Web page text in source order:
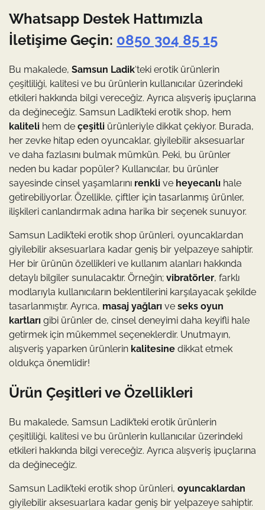
Whatsapp Destek Hattımızla
İletişime Geçin: 0850 304 85 15
Bu makalede, Samsun Ladik‘teki erotik ürünlerin
çeşitliliği, kalitesi ve bu ürünlerin kullanıcılar üzerindeki
etkileri hakkında bilgi vereceğiz. Ayrıca alışveriş ipuçlarına
da değineceğiz. Samsun Ladik’teki erotik shop, hem
kaliteli hem de çeşitli ürünleriyle dikkat çekiyor. Burada,
her zevke hitap eden oyuncaklar, giyilebilir aksesuarlar
ve daha fazlasını bulmak mümkün. Peki, bu ürünler
neden bu kadar popüler? Kullanıcılar, bu ürünler
sayesinde cinsel yaşamlarını renkli ve heyecanlı hale
getirebiliyorlar. Özellikle, çiftler için tasarlanmış ürünler,
ilişkileri canlandırmak adına harika bir seçenek sunuyor.
Samsun Ladik’teki erotik shop ürünleri, oyuncaklardan
giyilebilir aksesuarlara kadar geniş bir yelpazeye sahiptir.
Her bir ürünün özellikleri ve kullanım alanları hakkında
detaylı bilgiler sunulacaktır. Örneğin; vibratörler, farklı
modlarıyla kullanıcıların beklentilerini karşılayacak şekilde
tasarlanmıştır. Ayrıca, masaj yağları ve seks oyun
kartları gibi ürünler de, cinsel deneyimi daha keyifli hale
getirmek için mükemmel seçeneklerdir. Unutmayın,
alışveriş yaparken ürünlerin kalitesine dikkat etmek
oldukça önemlidir!
Ürün Çeşitleri ve Özellikleri
Bu makalede, Samsun Ladik’teki erotik ürünlerin
çeşitliliği, kalitesi ve bu ürünlerin kullanıcılar üzerindeki
etkileri hakkında bilgi vereceğiz. Ayrıca alışveriş ipuçlarına
da değineceğiz.
Samsun Ladik’teki erotik shop ürünleri, oyuncaklardan
giyilebilir aksesuarlara kadar geniş bir yelpazeye sahiptir.